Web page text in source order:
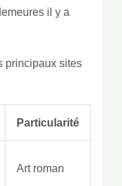
il y a
principaux sites
Particularité
Art roman